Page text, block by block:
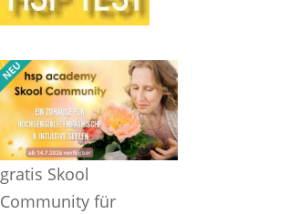
gratis Skool
Community für